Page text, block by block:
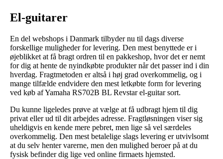
El-guitarer
En del webshops i Danmark tilbyder nu til dags diverse
forskellige muligheder for levering. Den mest benyttede er i
øjeblikket at få bragt ordren til en pakkeshop, hvor det er nemt
for dig at hente de nyindkøbte produkter når det passer ind i din
hverdag. Fragtmetoden er altså i høj grad overkommelig, og i
mange tilfælde endvidere den mest letkøbte form for levering
ved køb af Yamaha RS702B BL Revstar el-guitar sort.
Du kunne ligeledes prøve at vælge at få udbragt hjem til dig
privat eller ud til dit arbejdes adresse. Fragtløsningen viser sig
uheldigvis en kende mere pebret, men lige så vel særdeles
overkommelig. Den mest betalelige slags levering er utvivlsomt
at du selv henter varerne, men den mulighed beroer på at du
fysisk befinder dig lige ved online firmaets hjemsted.